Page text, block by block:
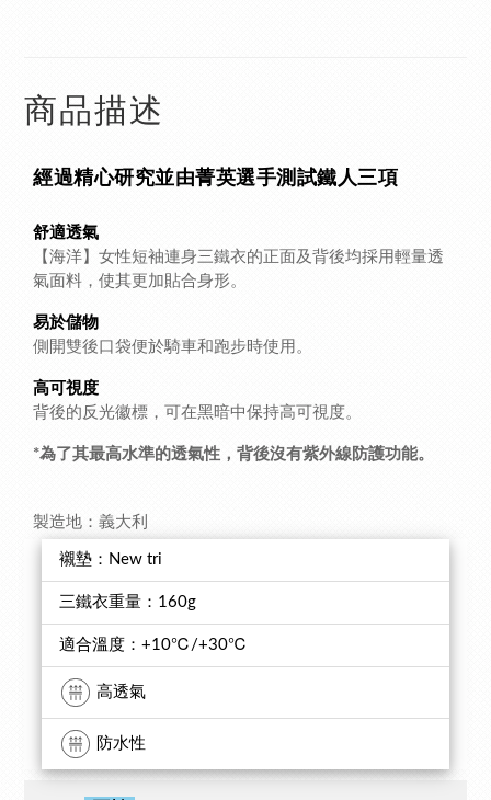
商品描述
經過精心研究並由菁英選手測試鐵人三項
舒適透氣
【海洋】女性短袖連身三鐵衣的正面及背後均採用輕量透
氣面料，使其更加貼合身形。
易於儲物
側開雙後口袋便於騎車和跑步時使用。
高可視度
背後的反光徽標，可在黑暗中保持高可視度。
*為了其最高水準的透氣性，背後沒有紫外線防護功能。
製造地：義大利
襯墊：New tri
三鐵衣重量：160g
適合溫度：+10℃/+30℃
高透氣
防水性